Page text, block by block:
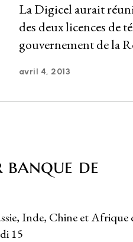
La Digicel aurait
des deux licences de
gouvernement de la
avril 4, 2013
banque de
Inde, Chine et Afrique
15